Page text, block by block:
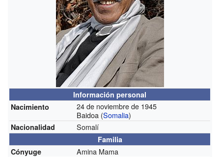
Información personal
Nacimiento
24 de noviembre de 1945
Baidoa (Somalia)
Nacionalidad Somalí
Familia
Cónyuge
Amina Mama